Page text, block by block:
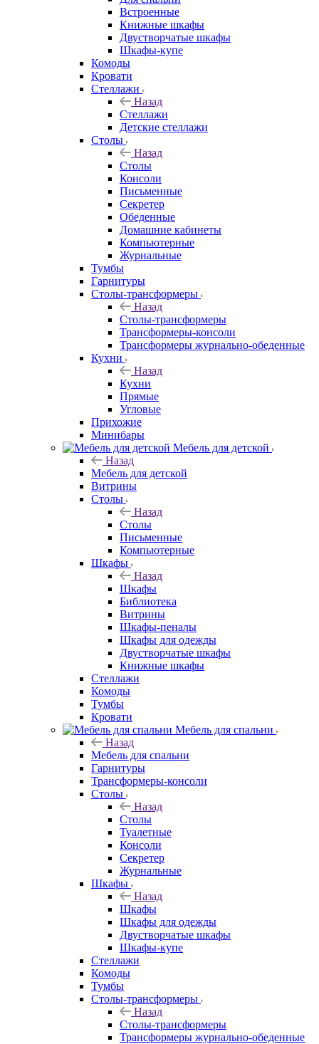
Встроенные
Книжные шкафы
Двустворчатые шкафы
Шкафы-купе
Комоды
Кровати
Стеллажи
Назад
Стеллажи
Детские стеллажи
Столы
Назад
Столы
Консоли
Письменные
Секретер
Обеденные
Домашние кабинеты
Компьютерные
Журнальные
Тумбы
Гарнитуры
Столы-трансформеры
Назад
Столы-трансформеры
Трансформеры-консоли
Трансформеры журнально-обеденные
Кухни
Назад
Кухни
Прямые
Угловые
Прихожие
Минибары
Мебель для детской
Назад
Мебель для детской
Витрины
Столы
Назад
Столы
Письменные
Компьютерные
Шкафы
Назад
Шкафы
Библиотека
Витрины
Шкафы-пеналы
Шкафы для одежды
Двустворчатые шкафы
Книжные шкафы
Стеллажи
Комоды
Тумбы
Кровати
Мебель для спальни
Назад
Мебель для спальни
Гарнитуры
Трансформеры-консоли
Столы
Назад
Столы
Туалетные
Консоли
Секретер
Журнальные
Шкафы
Назад
Шкафы
Шкафы для одежды
Двустворчатые шкафы
Шкафы-купе
Стеллажи
Комоды
Тумбы
Столы-трансформеры
Назад
Столы-трансформеры
Трансформеры журнально-обеденные